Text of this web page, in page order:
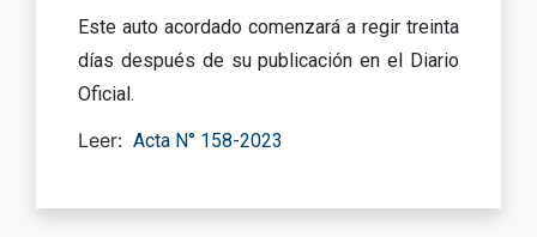
Este auto acordado comenzará a regir treinta
días después de su publicación en el Diario
Oficial.
Leer: Acta N° 158-2023